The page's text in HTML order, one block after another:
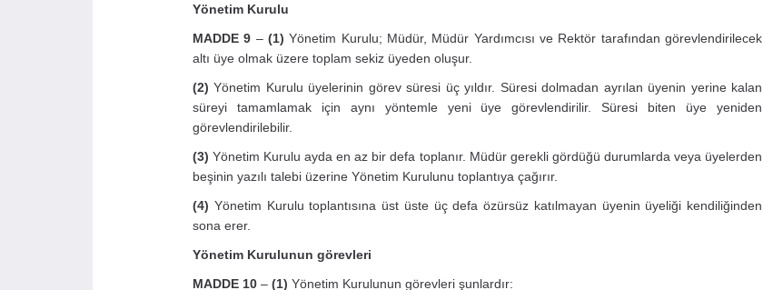
Yönetim Kurulu
MADDE 9 –(1) Yönetim Kurulu; Müdür, Müdür Yardımcısı ve Rektör tarafından görevlendirilecek
altı üye olmak üzere toplam sekiz üyeden oluşur.
(2) Yönetim Kurulu üyelerinin görev süresi üç yıldır. Süresi dolmadan ayrılan üyenin yerine kalan
süreyi tamamlamak için aynı yöntemle yeni üye görevlendirilir. Süresi biten üye yeniden
görevlendirilebilir.
(3) Yönetim Kurulu ayda en az bir defa toplanır. Müdür gerekli gördüğü durumlarda veya üyelerden
beşinin yazılı talebi üzerine Yönetim Kurulunu toplantıya çağırır.
(4) Yönetim Kurulu toplantısına üst üste üç defa özürsüz katılmayan üyenin üyeliği kendiliğinden
sona erer.
Yönetim Kurulunun görevleri
MADDE 10 – (1) Yönetim Kurulunun görevleri şunlardır: